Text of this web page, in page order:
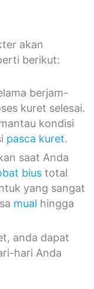
akan
berikut:
berjam-
kuret selesai.
kondisi
pasca kuret.
saat Anda
bius total
yang sangat
mual hingga
anda dapat
hari Anda